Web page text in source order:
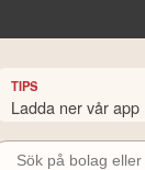
TIPS
Ladda ner vår app